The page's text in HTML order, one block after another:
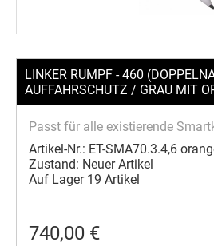
LINKER RUMPF - 460
AUFFAHRSCHUTZ / GRAU MIT
Passt für alle existierende
Artikel-Nr.: ET-SMA70.3.4,6
Zustand: Neuer Artikel
Auf Lager 19 Artikel
740,00 €